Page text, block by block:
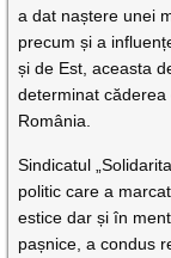
a dat naștere unei
precum și a
și de Est, aceasta
determinat
România.
Sindicatul
politic care a
estice dar și în
pașnice, a condus